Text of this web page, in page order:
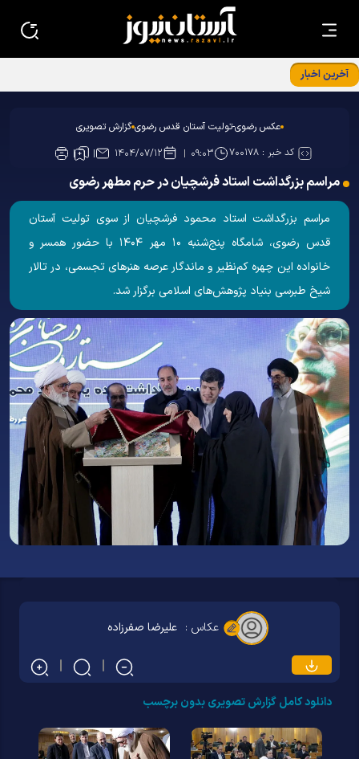
آخرین اخبار
عکس رضوی-تولیت آستان قدس رضوی گزارش تصویری
کد خبر : ۷۰۰۱۷۸ ۰۹:۰۳ ۱۴۰۴/۰۷/۱۲
مراسم بزرگداشت استاد فرشچیان در حرم مطهر رضوی
مراسم بزرگداشت استاد محمود فرشچیان از سوی تولیت آستان
قدس رضوی، شامگاه پنج‌شنبه ۱۰ مهر ۱۴۰۴ با حضور همسر و
خانواده این چهره کم‌نظیر و ماندگار عرصه هنر‌های تجسمی، در تالار
شیخ طبرسی بنیاد پژوهش‌های اسلامی برگزار شد.
عکاس : علیرضا صفرزاده
دانلود کامل گزارش تصویری بدون برچسب